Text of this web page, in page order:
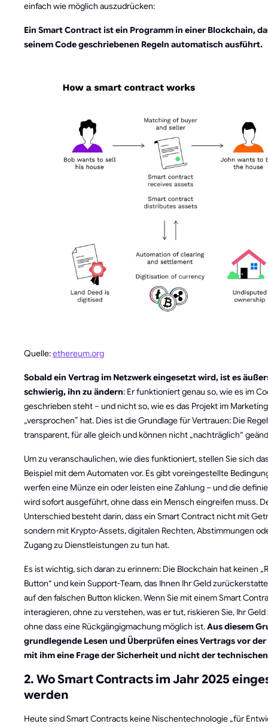
einfach wie möglich auszudrücken:
Ein Smart Contract ist ein Programm in einer Blockchain,
seinem Code geschriebenen Regeln automatisch ausführt.
Quelle:ethereum.org
Sobald ein Vertrag im Netzwerk eingesetzt wird, ist es
schwierig, ihn zu ändern: Er funktioniert genau so, wie es im
geschrieben steht – und nicht so, wie es das Projekt im Marketing
„versprochen” hat. Dies ist die Grundlage für Vertrauen: Die
transparent, für alle gleich und können nicht „nachträglich“
Um zu veranschaulichen, wie dies funktioniert, stellen Sie sich
Beispiel mit dem Automaten vor. Es gibt voreingestellte
werfen eine Münze ein oder leisten eine Zahlung – und die
wird sofort ausgeführt, ohne dass ein Mensch eingreifen muss.
Unterschied besteht darin, dass ein Smart Contract nicht mit
sondern mit Krypto-Assets, digitalen Rechten, Abstimmungen
Zugang zu Dienstleistungen zu tun hat.
Es ist wichtig, sich daran zu erinnern: Die Blockchain hat keinen
Button“ und kein Support-Team, das Ihnen Ihr Geld
auf den falschen Button klicken. Wenn Sie mit einem Smart
interagieren, ohne zu verstehen, was er tut, riskieren Sie, Ihr
ohne dass eine Rückgängigmachung möglich ist.Aus diesem
grundlegende Lesen und Überprüfen eines Vertrags vor
mit ihm eine Frage der Sicherheit und nicht der
2. Wo Smart Contracts im Jahr 2025
werden
Heute sind Smart Contracts keine Nischentechnologie „für